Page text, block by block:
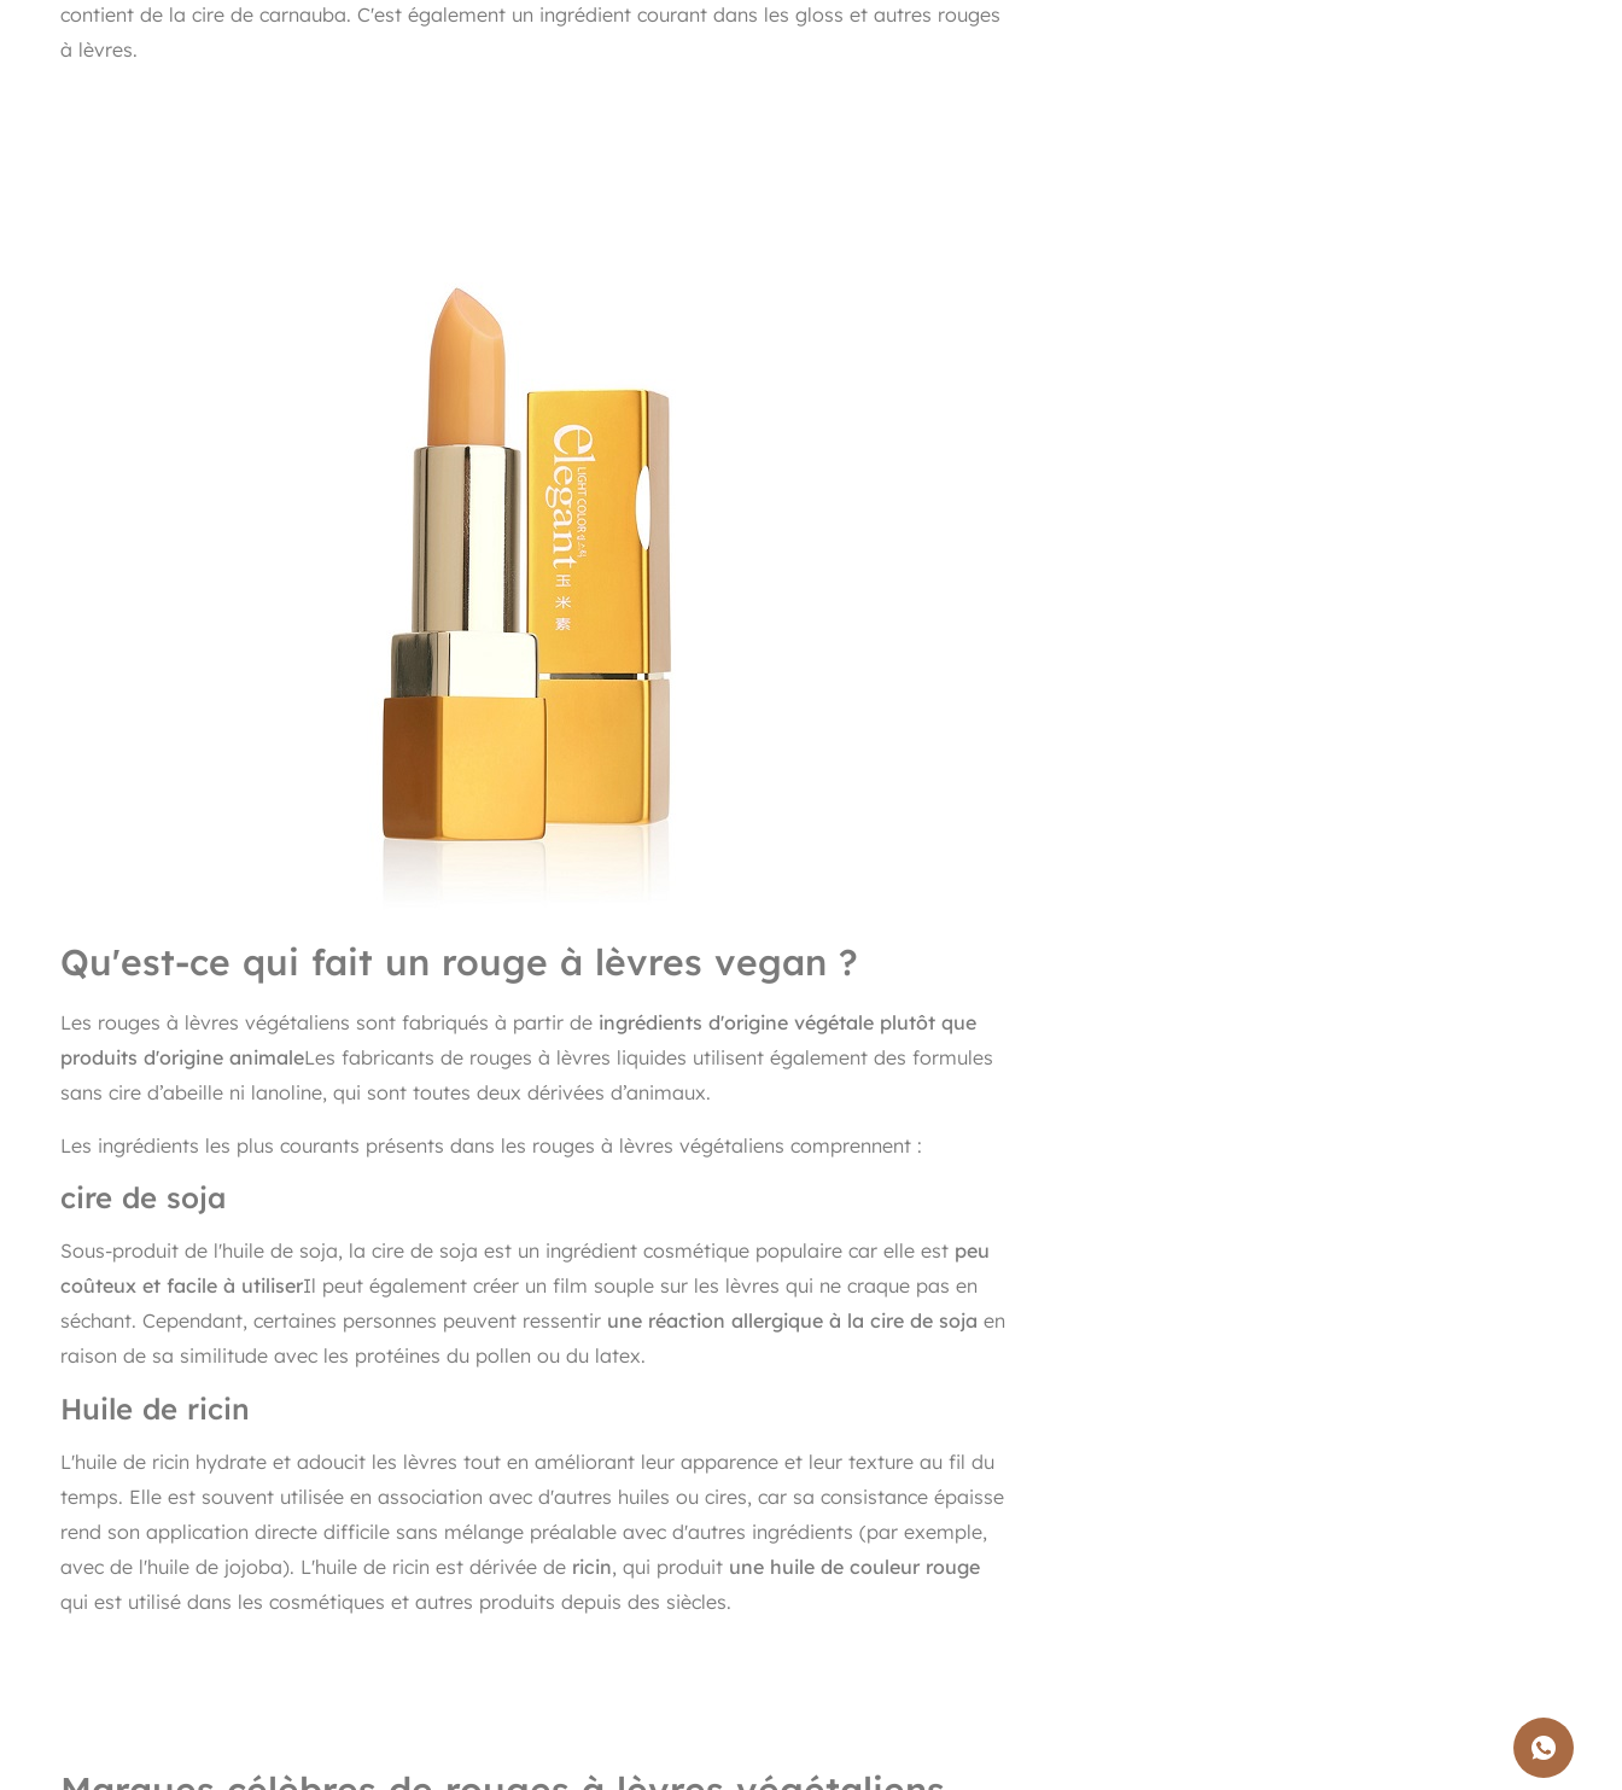
contient de la cire de carnauba. C'est également un ingrédient courant dans les gloss et autres rouges
à lèvres.
Qu'est-ce qui fait un rouge à lèvres vegan ?
Les rouges à lèvres végétaliens sont fabriqués à partir de ingrédients d'origine végétale plutôt que
produits d'origine animaleLes fabricants de rouges à lèvres liquides utilisent également des formules
sans cire d’abeille ni lanoline, qui sont toutes deux dérivées d’animaux.
Les ingrédients les plus courants présents dans les rouges à lèvres végétaliens comprennent :
cire de soja
Sous-produit de l'huile de soja, la cire de soja est un ingrédient cosmétique populaire car elle est peu
coûteux et facile à utiliserIl peut également créer un film souple sur les lèvres qui ne craque pas en
séchant. Cependant, certaines personnes peuvent ressentir une réaction allergique à la cire de soja en
raison de sa similitude avec les protéines du pollen ou du latex.
Huile de ricin
L'huile de ricin hydrate et adoucit les lèvres tout en améliorant leur apparence et leur texture au fil du
temps. Elle est souvent utilisée en association avec d'autres huiles ou cires, car sa consistance épaisse
rend son application directe difficile sans mélange préalable avec d'autres ingrédients (par exemple,
avec de l'huile de jojoba). L'huile de ricin est dérivée de ricin, qui produit une huile de couleur rouge
qui est utilisé dans les cosmétiques et autres produits depuis des siècles.